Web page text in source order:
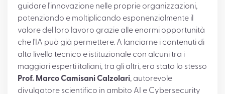
guidare l'innovazione nelle proprie organizzazioni,
potenziando e moltiplicando esponenzialmente il
valore del loro lavoro grazie alle enormi opportunità
che l'IA può già permettere. A lanciarne i contenuti di
alto livello tecnico e istituzionale con alcuni tra i
maggiori esperti italiani, tra gli altri, era stato lo stesso
Prof. Marco Camisani Calzolari, autorevole
divulgatore scientifico in ambito AI e Cybersecurity